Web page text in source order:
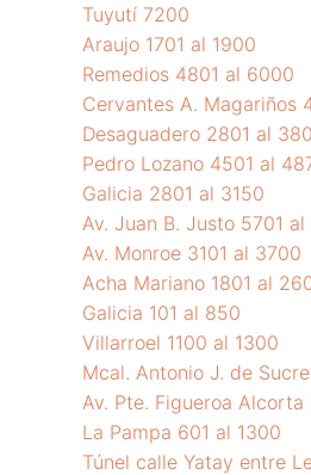
Tuyutí 7200
Araujo 1701 al 1900
Remedios 4801 al 6000
Cervantes A. Magariños
Desaguadero 2801 al
Pedro Lozano 4501 al
Galicia 2801 al 3150
Av. Juan B. Justo 5701
Av. Monroe 3101 al 3700
Acha Mariano 1801 al
Galicia 101 al 850
Villarroel 1100 al 1300
Mcal. Antonio J. de
Av. Pte. Figueroa
La Pampa 601 al 1300
Túnel calle Yatay entre